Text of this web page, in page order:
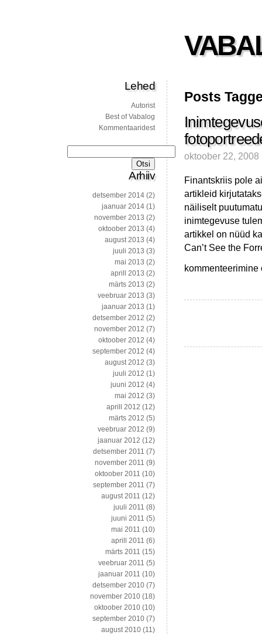
Posts
oktoober 22, 2008
Finantskriis pole
artikleid
näiliselt
inimtegevuse
artikkel on nüüd
Can’t See the
Inimtegevusest
riiete,
Lehed
Autorist
Best of Vabalog
Kommentaaridest
Arhiiv
detsember 2014 (2)
jaanuar 2014 (1)
november 2013 (2)
oktoober 2013 (4)
august 2013 (4)
juuli 2013 (3)
mai 2013 (2)
aprill 2013 (2)
märts 2013 (2)
veebruar 2013 (3)
jaanuar 2013 (1)
detsember 2012 (2)
november 2012 (7)
oktoober 2012 (4)
september 2012 (4)
august 2012 (3)
juuli 2012 (1)
juuni 2012 (4)
mai 2012 (3)
aprill 2012 (12)
märts 2012 (5)
veebruar 2012 (9)
jaanuar 2012 (12)
detsember 2011 (7)
november 2011 (9)
oktoober 2011 (10)
september 2011 (7)
august 2011 (12)
juuli 2011 (8)
juuni 2011 (5)
mai 2011 (10)
aprill 2011 (6)
märts 2011 (15)
veebruar 2011 (5)
jaanuar 2011 (10)
detsember 2010 (7)
november 2010 (18)
oktoober 2010 (10)
september 2010 (7)
august 2010 (11)